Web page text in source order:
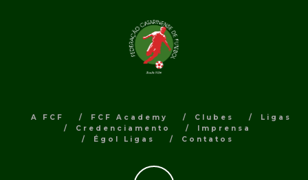
A FCF FCF Academy Clubes
Ligas
Credenciamento
Imprensa
Égol Ligas
Contatos